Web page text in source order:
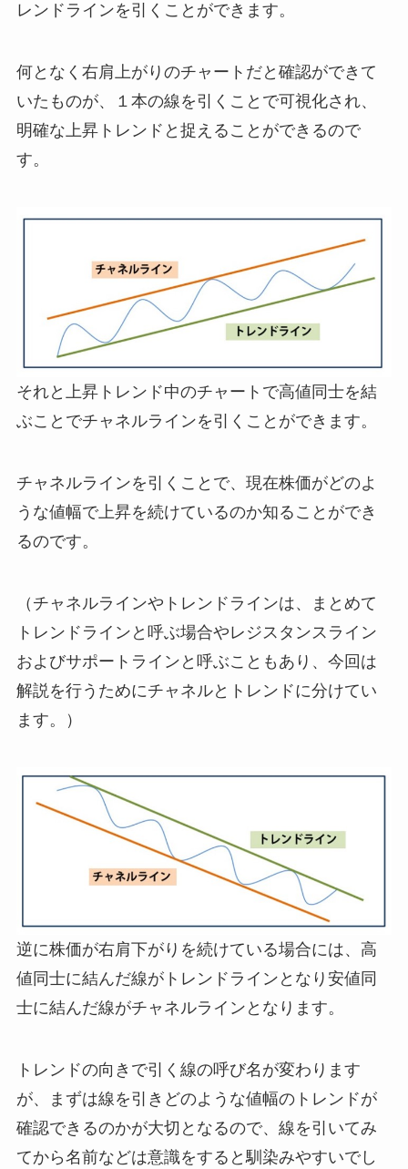
レンドラインを引くことができます。
何となく右肩上がりのチャートだと確認ができて
いたものが、１本の線を引くことで可視化され、
明確な上昇トレンドと捉えることができるので
す。
それと上昇トレンド中のチャートで高値同士を結
ぶことでチャネルラインを引くことができます。
チャネルラインを引くことで、現在株価がどのよ
うな値幅で上昇を続けているのか知ることができ
るのです。
（チャネルラインやトレンドラインは、まとめて
トレンドラインと呼ぶ場合やレジスタンスライン
およびサポートラインと呼ぶこともあり、今回は
解説を行うためにチャネルとトレンドに分けてい
ます。）
逆に株価が右肩下がりを続けている場合には、高
値同士に結んだ線がトレンドラインとなり安値同
士に結んだ線がチャネルラインとなります。
トレンドの向きで引く線の呼び名が変わります
が、まずは線を引きどのような値幅のトレンドが
確認できるのかが大切となるので、線を引いてみ
てから名前などは意識をすると馴染みやすいでし